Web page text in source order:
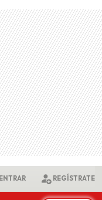
ENTRAR REGÍSTRATE